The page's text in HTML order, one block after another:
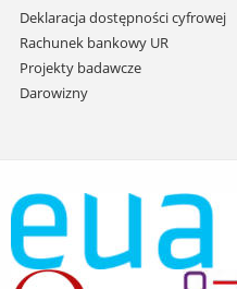
Deklaracja dostępności cyfrowej
Rachunek bankowy UR
Projekty badawcze
Darowizny